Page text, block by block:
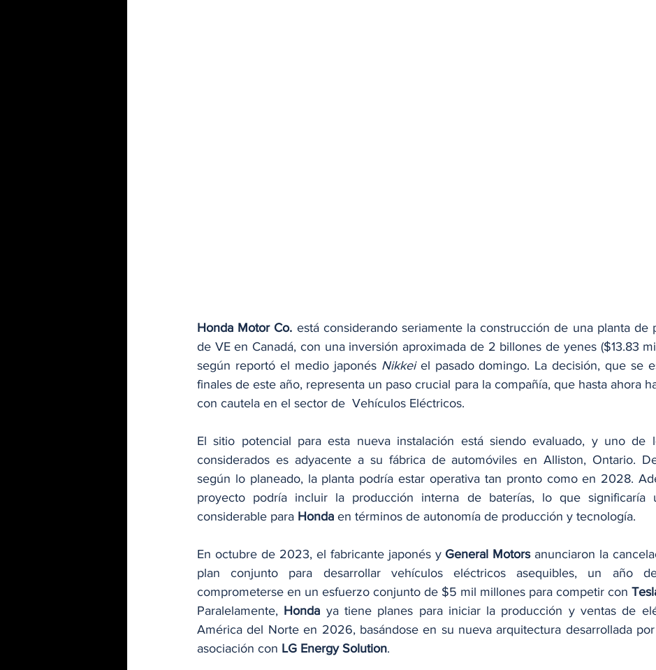
Honda Motor Co. está considerando seriamente la construcción de una planta de
de VE en Canadá, con una inversión aproximada de 2 billones de yenes ($13.83
según reportó el medio japonés Nikkei el pasado domingo. La decisión, que se
finales de este año, representa un paso crucial para la compañía, que hasta ahora
con cautela en el sector de  Vehículos Eléctricos.
El sitio potencial para esta nueva instalación está siendo evaluado, y uno de
considerados es adyacente a su fábrica de automóviles en Alliston, Ontario.
según lo planeado, la planta podría estar operativa tan pronto como en 2028.
proyecto podría incluir la producción interna de baterías, lo que significaría
considerable para Honda en términos de autonomía de producción y tecnología.
En octubre de 2023, el fabricante japonés y General Motors anunciaron la
plan conjunto para desarrollar vehículos eléctricos asequibles, un año
comprometerse en un esfuerzo conjunto de $5 mil millones para competir con
Paralelamente, Honda ya tiene planes para iniciar la producción y ventas de
América del Norte en 2026, basándose en su nueva arquitectura desarrollada por
asociación con LG Energy Solution.